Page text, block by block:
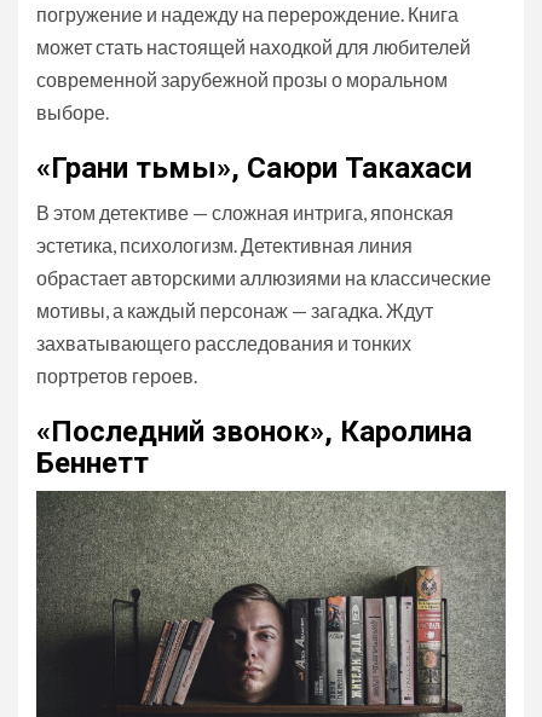
погружение и надежду на перерождение. Книга
может стать настоящей находкой для любителей
современной зарубежной прозы о моральном
выборе.
«Грани тьмы», Саюри Такахаси
В этом детективе — сложная интрига, японская
эстетика, психологизм. Детективная линия
обрастает авторскими аллюзиями на классические
мотивы, а каждый персонаж — загадка. Ждут
захватывающего расследования и тонких
портретов героев.
«Последний звонок», Каролина
Беннетт